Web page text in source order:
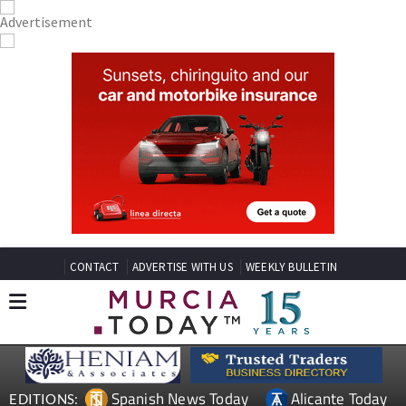
CONTACT ADVERTISE WITH US WEEKLY BULLETIN
EDITIONS: Spanish News Today Alicante Today